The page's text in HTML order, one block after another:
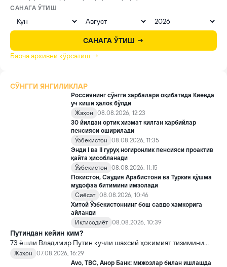
САНАГА ЎТИШ
САНАГА ЎТИШ →
Барча архивни кўрсатиш →
СЎНГГИ ЯНГИЛИКЛАР
Россиянинг сўнгги зарбалари оқибатида Киевда
уч киши ҳалок бўлди
Жаҳон
08.08.2026, 12:23
30 йилдан ортиқ хизмат қилган ҳарбийлар
пенсияси оширилади
Ўзбекистон
08.08.2026, 11:35
Энди I ва II гуруҳ ногиронлик пенсияси проактив
қайта ҳисобланади
Ўзбекистон
08.08.2026, 11:15
Покистон, Саудия Арабистони ва Туркия қўшма
мудофаа битимини имзолади
Сиёсат 08.08.2026, 10:46
Хитой Ўзбекистоннинг бош савдо ҳамкорига
айланди
Иқтисодиёт 08.08.2026, 10:39
Путиндан кейин ким?
73 ёшли Владимир Путин кучли шахсий ҳокимият тизимини
яратди, аммо ундан кейин ким келиши ва ҳокимиятни
топшириш механизми ҳали ноаниқ. Таҳлилчилар фикрича, бу
Жаҳон
07.08.2026, 16:29
Avo, TBC, Анор Банк: мижозлар билан ишлашда